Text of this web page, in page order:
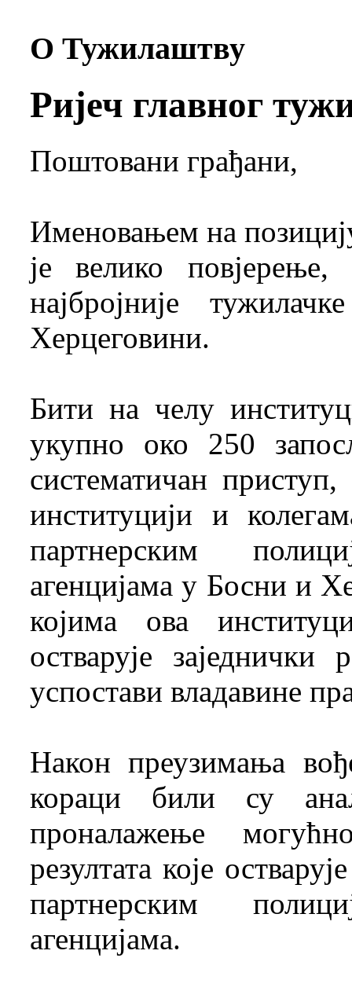
О Тужилаштву
Ријеч главног
Поштовани грађани,
Именовањем на
је велико
најбројније
Херцеговини.
Бити на челу
укупно око 250
систематичан
институцији и
партнерским
агенцијама у Босни и
којима ова
остварује
успостави владавине
Након преузимања
кораци били су
проналажење
резултата које
партнерским
агенцијама.